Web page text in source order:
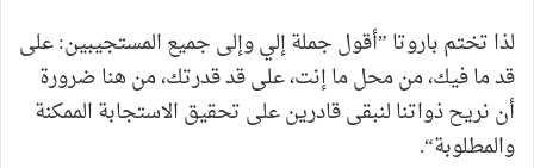
لذا تختم باروتا ”أقول جملة إلي وإلى جميع المستجيبين: على
قد ما فيك، من محل ما إنت، على قد قدرتك، من هنا ضرورة
أن نريح ذواتنا لنبقى قادرين على تحقيق الاستجابة الممكنة
والمطلوبة“.